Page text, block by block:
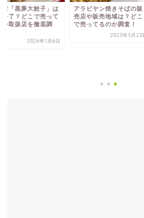
素「黒豚大餃子」は
終了？どこで売って
か取扱店を徹底調
2026年1月6日
アラビヤン焼きそばの販
売店や販売地域は？どこ
で売ってるのか調査！
2023年3月2日